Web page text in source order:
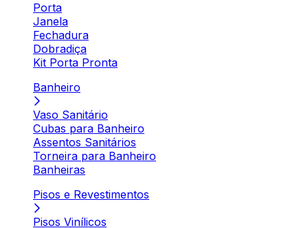
Porta
Janela
Fechadura
Dobradiça
Kit Porta Pronta
Banheiro
Vaso Sanitário
Cubas para Banheiro
Assentos Sanitários
Torneira para Banheiro
Banheiras
Pisos e Revestimentos
Pisos Vinílicos